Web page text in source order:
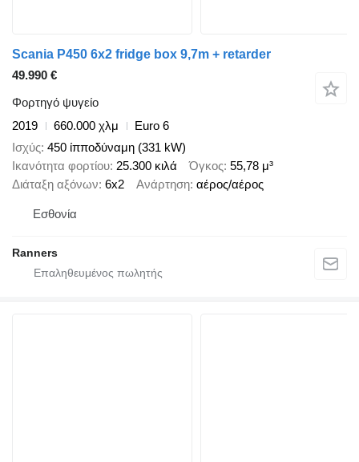
Scania P450 6x2 fridge box 9,7m + retarder
49.990 €
Φορτηγό ψυγείο
2019
660.000 χλμ
Euro 6
Ισχύς 450 ίπποδύναμη (331 kW)
Ικανότητα φορτίου 25.300 κιλά Όγκος 55,78 μ³
Διάταξη αξόνων 6x2 Ανάρτηση αέρος/αέρος
Εσθονία
Ranners